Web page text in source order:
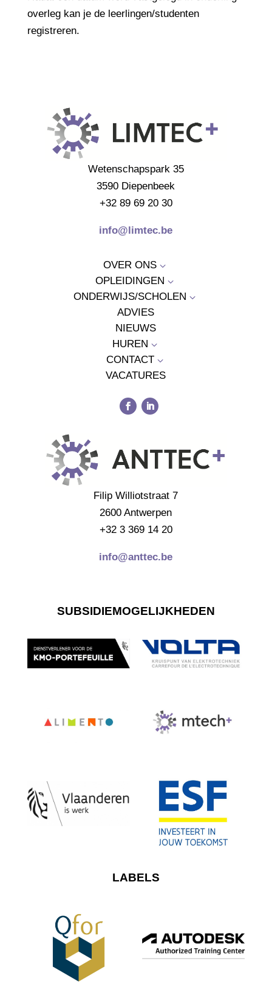
overleg kan je de leerlingen/studenten
registreren.
Wetenschapspark 35
3590 Diepenbeek
+32 89 69 20 30
info@limtec.be
OVER ONS 3
OPLEIDINGEN 3
ONDERWIJS/SCHOLEN 3
ADVIES
NIEUWS
HUREN 3
CONTACT3
VACATURES
Filip Williotstraat 7
2600 Antwerpen
+32 3 369 14 20
info@anttec.be
SUBSIDIEMOGELIJKHEDEN
LABELS